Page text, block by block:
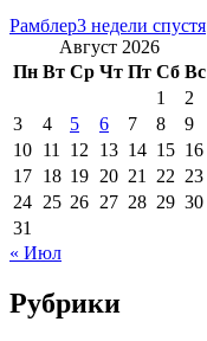
Рамблер3 недели спустя
Август 2026
Пн Вт Ср Чт Пт Сб Вс
1
2
3
4 5 6 7 8
9
10 11 12 13 14 15 16
17 18 19 20 21 22 23
24 25 26 27 28 29 30
31
« Июл
Рубрики